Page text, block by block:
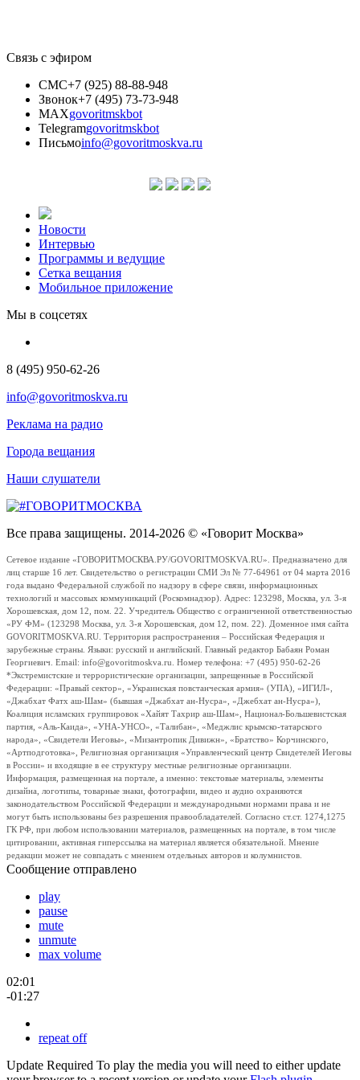
Связь с эфиром
СМС+7 (925) 88-88-948
Звонок+7 (495) 73-73-948
MAXgovoritmskbot
Telegramgovoritmskbot
Письмоinfo@govoritmoskva.ru
Новости
Интервью
Программы и ведущие
Сетка вещания
Мобильное приложение
Мы в соцсетях
8 (495) 950-62-26
info@govoritmoskva.ru
Реклама на радио
Города вещания
Наши слушатели
Все права защищены. 2014-2026 © «Говорит Москва»
Сетевое издание «ГОВОРИТМОСКВА.РУ/GOVORITMOSKVA.RU». Предназначено для
лиц старше 16 лет. Свидетельство о регистрации СМИ Эл № 77-64961 от 04 марта 2016
года выдано Федеральной службой по надзору в сфере связи, информационных
технологий и массовых коммуникаций (Роскомнадзор). Адрес: 123298, Москва, ул. 3-я
Хорошевская, дом 12, пом. 22. Учредитель Общество с ограниченной ответственностью
«РУ ФМ» (123298 Москва, ул. 3-я Хорошевская, дом 12, пом. 22). Доменное имя сайта
GOVORITMOSKVA.RU. Территория распространения – Российская Федерация и
зарубежные страны. Языки: русский и английский. Главный редактор Бабаян Роман
Георгиевич. Email: info@govoritmoskva.ru. Номер телефона: +7 (495) 950-62-26
*Экстремистские и террористические организации, запрещенные в Российской
Федерации: «Правый сектор», «Украинская повстанческая армия» (УПА), «ИГИЛ»,
«Джабхат Фатх аш-Шам» (бывшая «Джабхат ан-Нусра», «Джебхат ан-Нусра»),
Коалиция исламских группировок «Хайят Тахрир аш-Шам», Национал-Большевистская
партия, «Аль-Каида», «УНА-УНСО», «Талибан», «Меджлис крымско-татарского
народа», «Свидетели Иеговы», «Мизантропик Дивижн», «Братство» Корчинского,
«Артподготовка», Религиозная организация «Управленческий центр Свидетелей Иеговы
в России» и входящие в ее структуру местные религиозные организации.
Информация, размещенная на портале, а именно: текстовые материалы, элементы
дизайна, логотипы, товарные знаки, фотографии, видео и аудио охраняются
законодательством Российской Федерации и международными нормами права и не
могут быть использованы без разрешения правообладателей. Согласно ст.ст. 1274,1275
ГК РФ, при любом использовании материалов, размещенных на портале, в том числе
цитировании, активная гиперссылка на материал является обязательной. Мнение
редакции может не совпадать с мнением отдельных авторов и колумнистов.
Сообщение отправлено
play
pause
mute
unmute
max volume
02:01
-01:27
repeat off
Update Required To play the media you will need to either update